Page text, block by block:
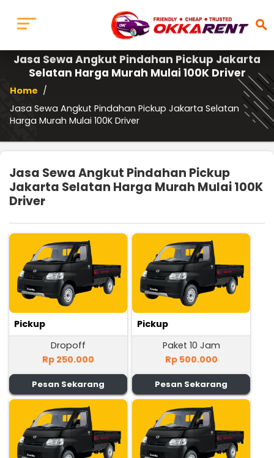
search
Jasa Sewa Angkut Pindahan Pickup Jakarta
Selatan Harga Murah Mulai 100K Driver
Home /
Jasa Sewa Angkut Pindahan Pickup Jakarta Selatan
Harga Murah Mulai 100K Driver
Jasa Sewa Angkut Pindahan Pickup
Jakarta Selatan Harga Murah Mulai 100K
Driver
Pickup
Dropoff
Rp 250.000
Pesan Sekarang
Pickup
Paket 10 Jam
Rp 500.000
Pesan Sekarang